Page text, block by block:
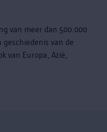
van meer dan 500.000
van de
van Europa, Azië,